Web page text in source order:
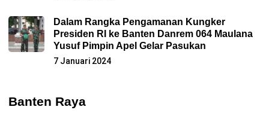
Dalam Rangka Pengamanan Kungker
Presiden RI ke Banten Danrem 064 Maulana
Yusuf Pimpin Apel Gelar Pasukan
7 Januari 2024
Banten Raya